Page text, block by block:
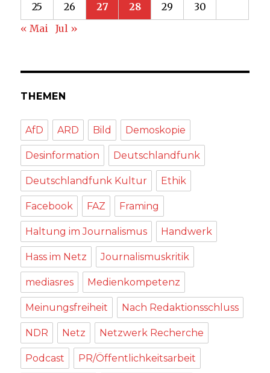
25 26 27 28 29
30
« Mai
Jul »
THEMEN
AfD ARD Bild Demoskopie
Desinformation Deutschlandfunk
Deutschlandfunk Kultur Ethik
Facebook FAZ Framing
Haltung im Journalismus Handwerk
Hass im Netz Journalismuskritik
mediasres Medienkompetenz
Meinungsfreiheit Nach Redaktionsschluss
NDR Netz Netzwerk Recherche
Podcast PR/Öffentlichkeitsarbeit